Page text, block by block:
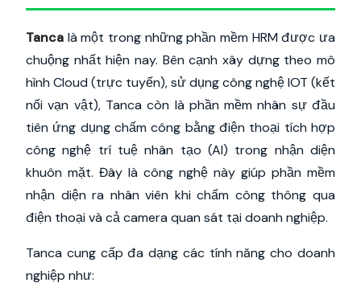
Tanca là một trong những phần mềm HRM được ưa
chuộng nhất hiện nay. Bên cạnh xây dựng theo mô
hình Cloud (trực tuyến), sử dụng công nghệ IOT (kết
nối vạn vật), Tanca còn là phần mềm nhân sự đầu
tiên ứng dụng chấm công bằng điện thoại tích hợp
công nghệ trí tuệ nhân tạo (AI) trong nhận diện
khuôn mặt. Đây là công nghệ này giúp phần mềm
nhận diện ra nhân viên khi chấm công thông qua
điện thoại và cả camera quan sát tại doanh nghiệp.
Tanca cung cấp đa dạng các tính năng cho doanh
nghiệp như: